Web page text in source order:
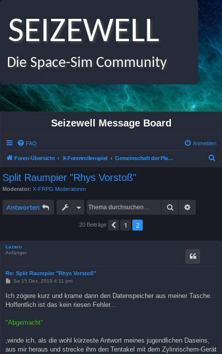
SEIZEWELL
Die Space-Sim Community
Seizewell Message Board
FAQ Anmelden
Foren-Übersicht X-Forenrollenspiel Gemeinschaft der Planeten: Rhys Begierde
Split Raumpier "Rhys Vorstoß"
Moderator: X-FRPG Moderatoren
Antworten Suche
20 Beiträge Vorherige
1 2
Lazaru
Anfänger
Re: Split Raumpier "Rhys Vorstoß"
B
i
t
r
Sa 15 Dez, 2018 4:11 pm
Ich zögere kurz und krame dann den Datenspeicher aus meiner Tasche.
Hoffentlich ist das kein riesen Fehler...
"Abgemacht"
,winde ich, als die wohl kürzeste Antwort meines jugendlichen Daseins,
aus mir heraus und strecke ihm den Tentakel mit dem Zylinrischem-Gerät